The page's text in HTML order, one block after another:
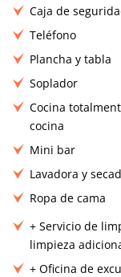
Caja de
Teléfono
Plancha y tabla
Soplador
Cocina
cocina
Mini bar
Lavadora y
Ropa de cama
+ Servicio de
limpieza
+ Oficina de